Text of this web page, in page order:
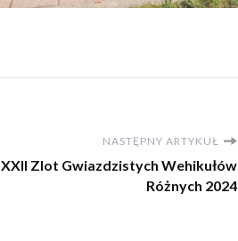
NASTĘPNY ARTYKUŁ
XXII Zlot Gwiazdzistych Wehikułów
Różnych 2024